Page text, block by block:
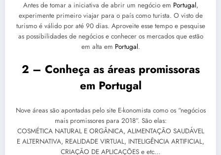
Antes de tomar a iniciativa de abrir um negócio em Portugal,
experimente primeiro viajar para o país como turista. O visto de
turismo é válido por até 90 dias. Aproveite esse tempo e pesquise
as possibilidades de negócios e conhecer os mercados que estão
em alta em Portugal.
2 – Conheça as áreas promissoras
em Portugal
Nove áreas são apontadas pelo site E-konomista como os “negócios
mais promissores para 2018”. São elas:
COSMÉTICA NATURAL E ORGÂNICA, ALIMENTAÇÃO SAUDÁVEL
E ALTERNATIVA, REALIDADE VIRTUAL, INTELIGÊNCIA ARTIFICIAL,
CRIAÇÃO DE APLICAÇÕES e etc…